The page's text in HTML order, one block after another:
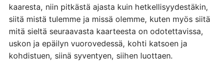
kaaresta, niin pitkästä ajasta kuin hetkellisyydestäkin,
siitä mistä tulemme ja missä olemme, kuten myös siitä
mitä sieltä seuraavasta kaarteesta on odotettavissa,
uskon ja epäilyn vuorovedessä, kohti katsoen ja
kohdistuen, siinä syventyen, siihen luottaen.